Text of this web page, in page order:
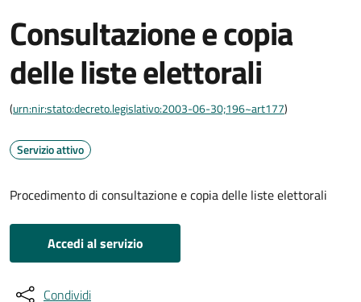
Consultazione e copia
delle liste elettorali
(urn:nir:stato:decreto.legislativo:2003-06-30;196~art177)
Servizio attivo
Procedimento di consultazione e copia delle liste elettorali
Accedi al servizio
Condividi